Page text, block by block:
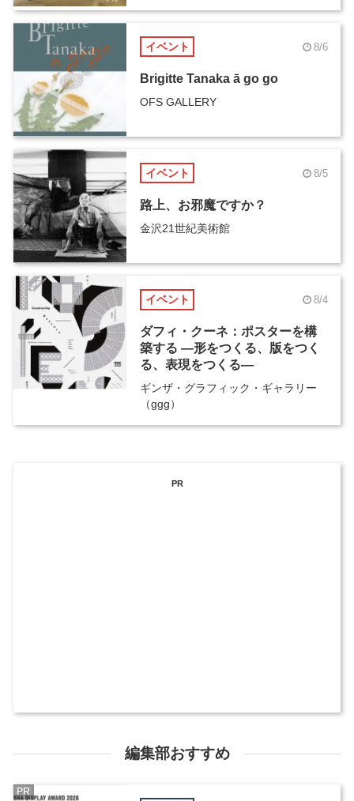
イベント 8/6
Brigitte Tanaka ā go go
OFS GALLERY
イベント 8/5
路上、お邪魔ですか？
金沢21世紀美術館
イベント 8/4
ダフィ・クーネ：ポスターを構
築する ―形をつくる、版をつく
る、表現をつくる―
ギンザ・グラフィック・ギャラリー
（ggg）
PR
編集部おすすめ
PR